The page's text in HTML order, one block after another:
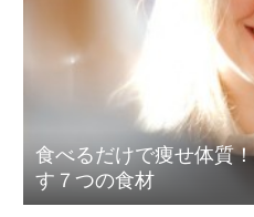
食べるだけで痩せ体質
す７つの食材